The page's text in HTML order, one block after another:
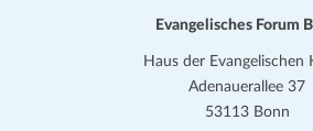
Evangelisches Forum
Haus der Evangelischen
Adenauerallee 37
53113 Bonn